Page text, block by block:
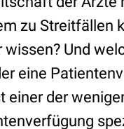
zu Streitfällen
Und
eine
einer der